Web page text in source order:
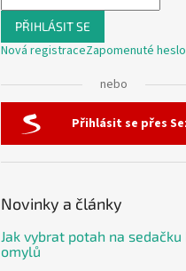
PŘIHLÁSIT SE
Nová registraceZapomenuté heslo
nebo
Přihlásit se přes
Novinky a články
Jak vybrat potah na sedačku
omylů